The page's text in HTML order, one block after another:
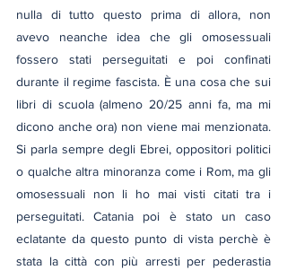
nulla di tutto questo prima di allora, non
avevo neanche idea che gli omosessuali
fossero stati perseguitati e poi confinati
durante il regime fascista. È una cosa che sui
libri di scuola (almeno 20/25 anni fa, ma mi
dicono anche ora) non viene mai menzionata.
Si parla sempre degli Ebrei, oppositori politici
o qualche altra minoranza come i Rom, ma gli
omosessuali non li ho mai visti citati tra i
perseguitati. Catania poi è stato un caso
eclatante da questo punto di vista perchè è
stata la città con più arresti per pederastia